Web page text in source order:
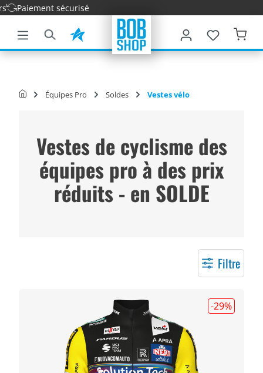
principal
sécurisé
Équipes Pro Soldes Vestes vélo
Vestes de cyclisme des
équipes pro à des prix
réduits - en SOLDE
Filtre
-29%